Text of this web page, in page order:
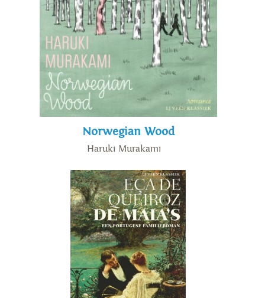
Norwegian Wood
Haruki Murakami